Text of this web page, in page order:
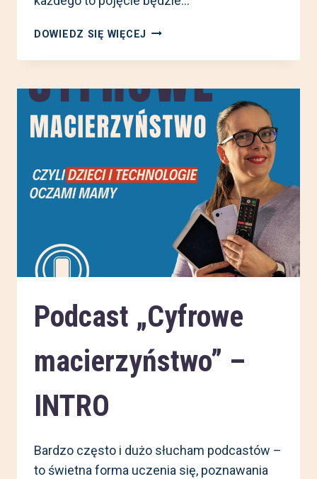
DOWIEDZ SIĘ WIĘCEJ BEZPIECZNY
DLA
DZIECKA,
CZYLI
CO
JAKO
BEZPIECZNEGO
INTERNETU
Podcast „Cyfrowe
macierzyństwo” –
INTRO
Bardzo często i dużo słucham podcastów –
to świetna forma uczenia się, poznawania